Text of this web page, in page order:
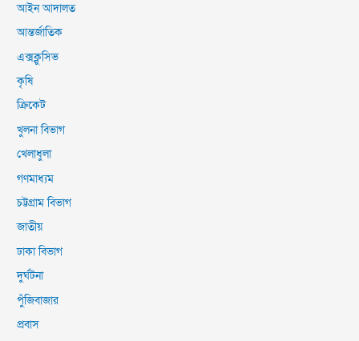
আইন আদালত
আন্তর্জাতিক
এক্সক্লুসিভ
কৃষি
ক্রিকেট
খুলনা বিভাগ
খেলাধুলা
গণমাধ্যম
চট্টগ্রাম বিভাগ
জাতীয়
ঢাকা বিভাগ
দুর্ঘটনা
পুঁজিবাজার
প্রবাস